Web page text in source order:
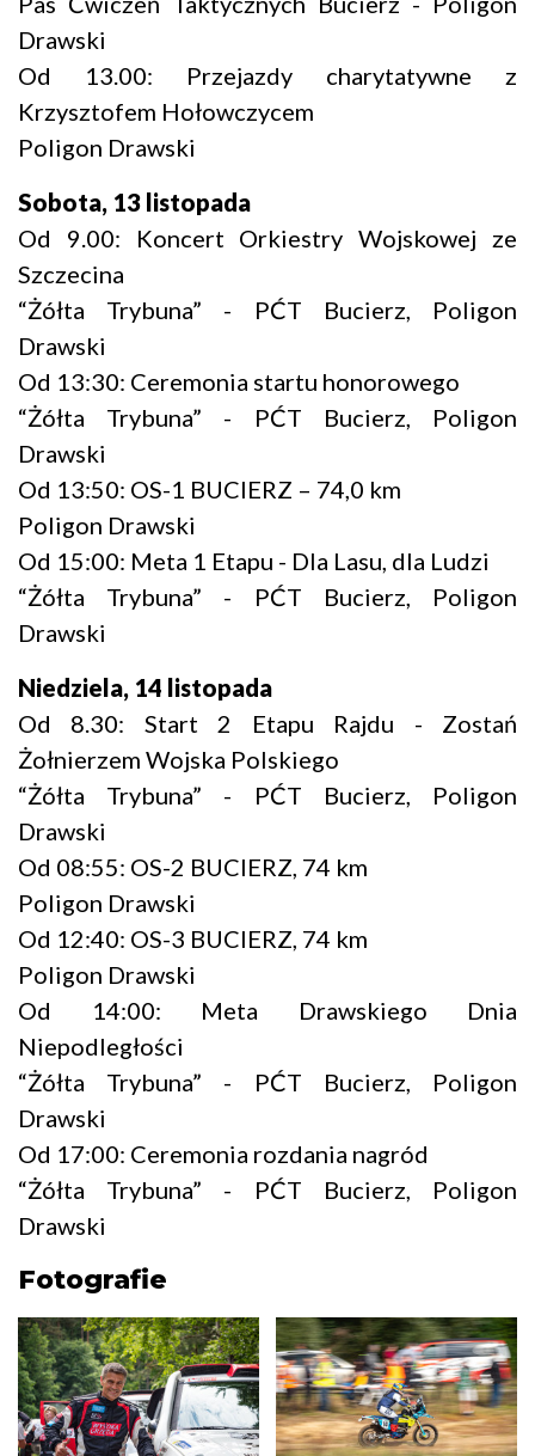
Drawski
Od 13.00: Przejazdy charytatywne z
Krzysztofem Hołowczycem
Poligon Drawski
Sobota, 13 listopada
Od 9.00: Koncert Orkiestry Wojskowej ze
Szczecina
“Żółta Trybuna” - PĆT Bucierz, Poligon
Drawski
Od 13:30: Ceremonia startu honorowego
“Żółta Trybuna” - PĆT Bucierz, Poligon
Drawski
Od 13:50: OS-1 BUCIERZ – 74,0 km
Poligon Drawski
Od 15:00: Meta 1 Etapu - Dla Lasu, dla Ludzi
“Żółta Trybuna” - PĆT Bucierz, Poligon
Drawski
Niedziela, 14 listopada
Od 8.30: Start 2 Etapu Rajdu - Zostań
Żołnierzem Wojska Polskiego
“Żółta Trybuna” - PĆT Bucierz, Poligon
Drawski
Od 08:55: OS-2 BUCIERZ, 74 km
Poligon Drawski
Od 12:40: OS-3 BUCIERZ, 74 km
Poligon Drawski
Od 14:00: Meta Drawskiego Dnia
Niepodległości
“Żółta Trybuna” - PĆT Bucierz, Poligon
Drawski
Od 17:00: Ceremonia rozdania nagród
“Żółta Trybuna” - PĆT Bucierz, Poligon
Drawski
Fotografie